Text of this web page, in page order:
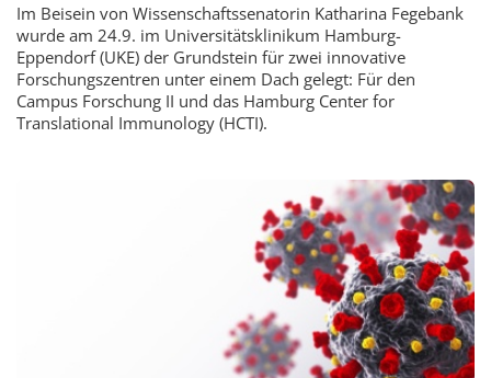
Im Beisein von Wissenschaftssenatorin Katharina Fegebank
wurde am 24.9. im Universitätsklinikum Hamburg-
Eppendorf (UKE) der Grundstein für zwei innovative
Forschungszentren unter einem Dach gelegt: Für den
Campus Forschung II und das Hamburg Center for
Translational Immunology (HCTI).